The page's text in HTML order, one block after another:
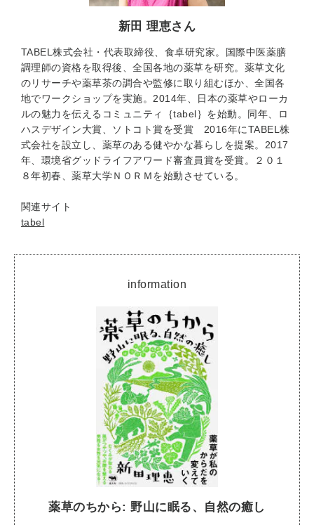
新田 理恵さん
TABEL株式会社・代表取締役、食卓研究家。国際中医薬膳
調理師の資格を取得後、全国各地の薬草を研究。薬草文化
のリサーチや薬草茶の調合や監修に取り組むほか、全国各
地でワークショップを実施。2014年、日本の薬草やローカ
ルの魅力を伝えるコミュニティ｛tabel｝を始動。同年、ロ
ハスデザイン大賞、ソトコト賞を受賞 2016年にTABEL株
式会社を設立し、薬草のある健やかな暮らしを提案。2017
年、環境省グッドライフアワード審査員賞を受賞。２０１
８年初春、薬草大学ＮＯＲＭを始動させている。
関連サイト
tabel
information
薬草のちから: 野山に眠る、自然の癒し